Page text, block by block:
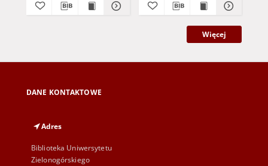
Więcej
DANE KONTAKTOWE
Adres
Biblioteka Uniwersytetu
Zielonogórskiego